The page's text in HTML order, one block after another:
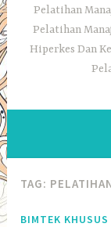
Pelatihan
Pelatihan
Hiperkes Dan
TAG:
BIMTEK